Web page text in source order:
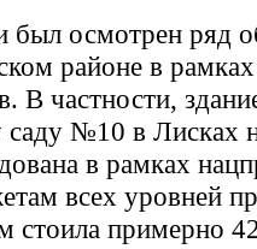
был осмотрен ряд
районе в рамках
В частности,
саду №10 в Лисках
в рамках
всех уровней
стоила примерно